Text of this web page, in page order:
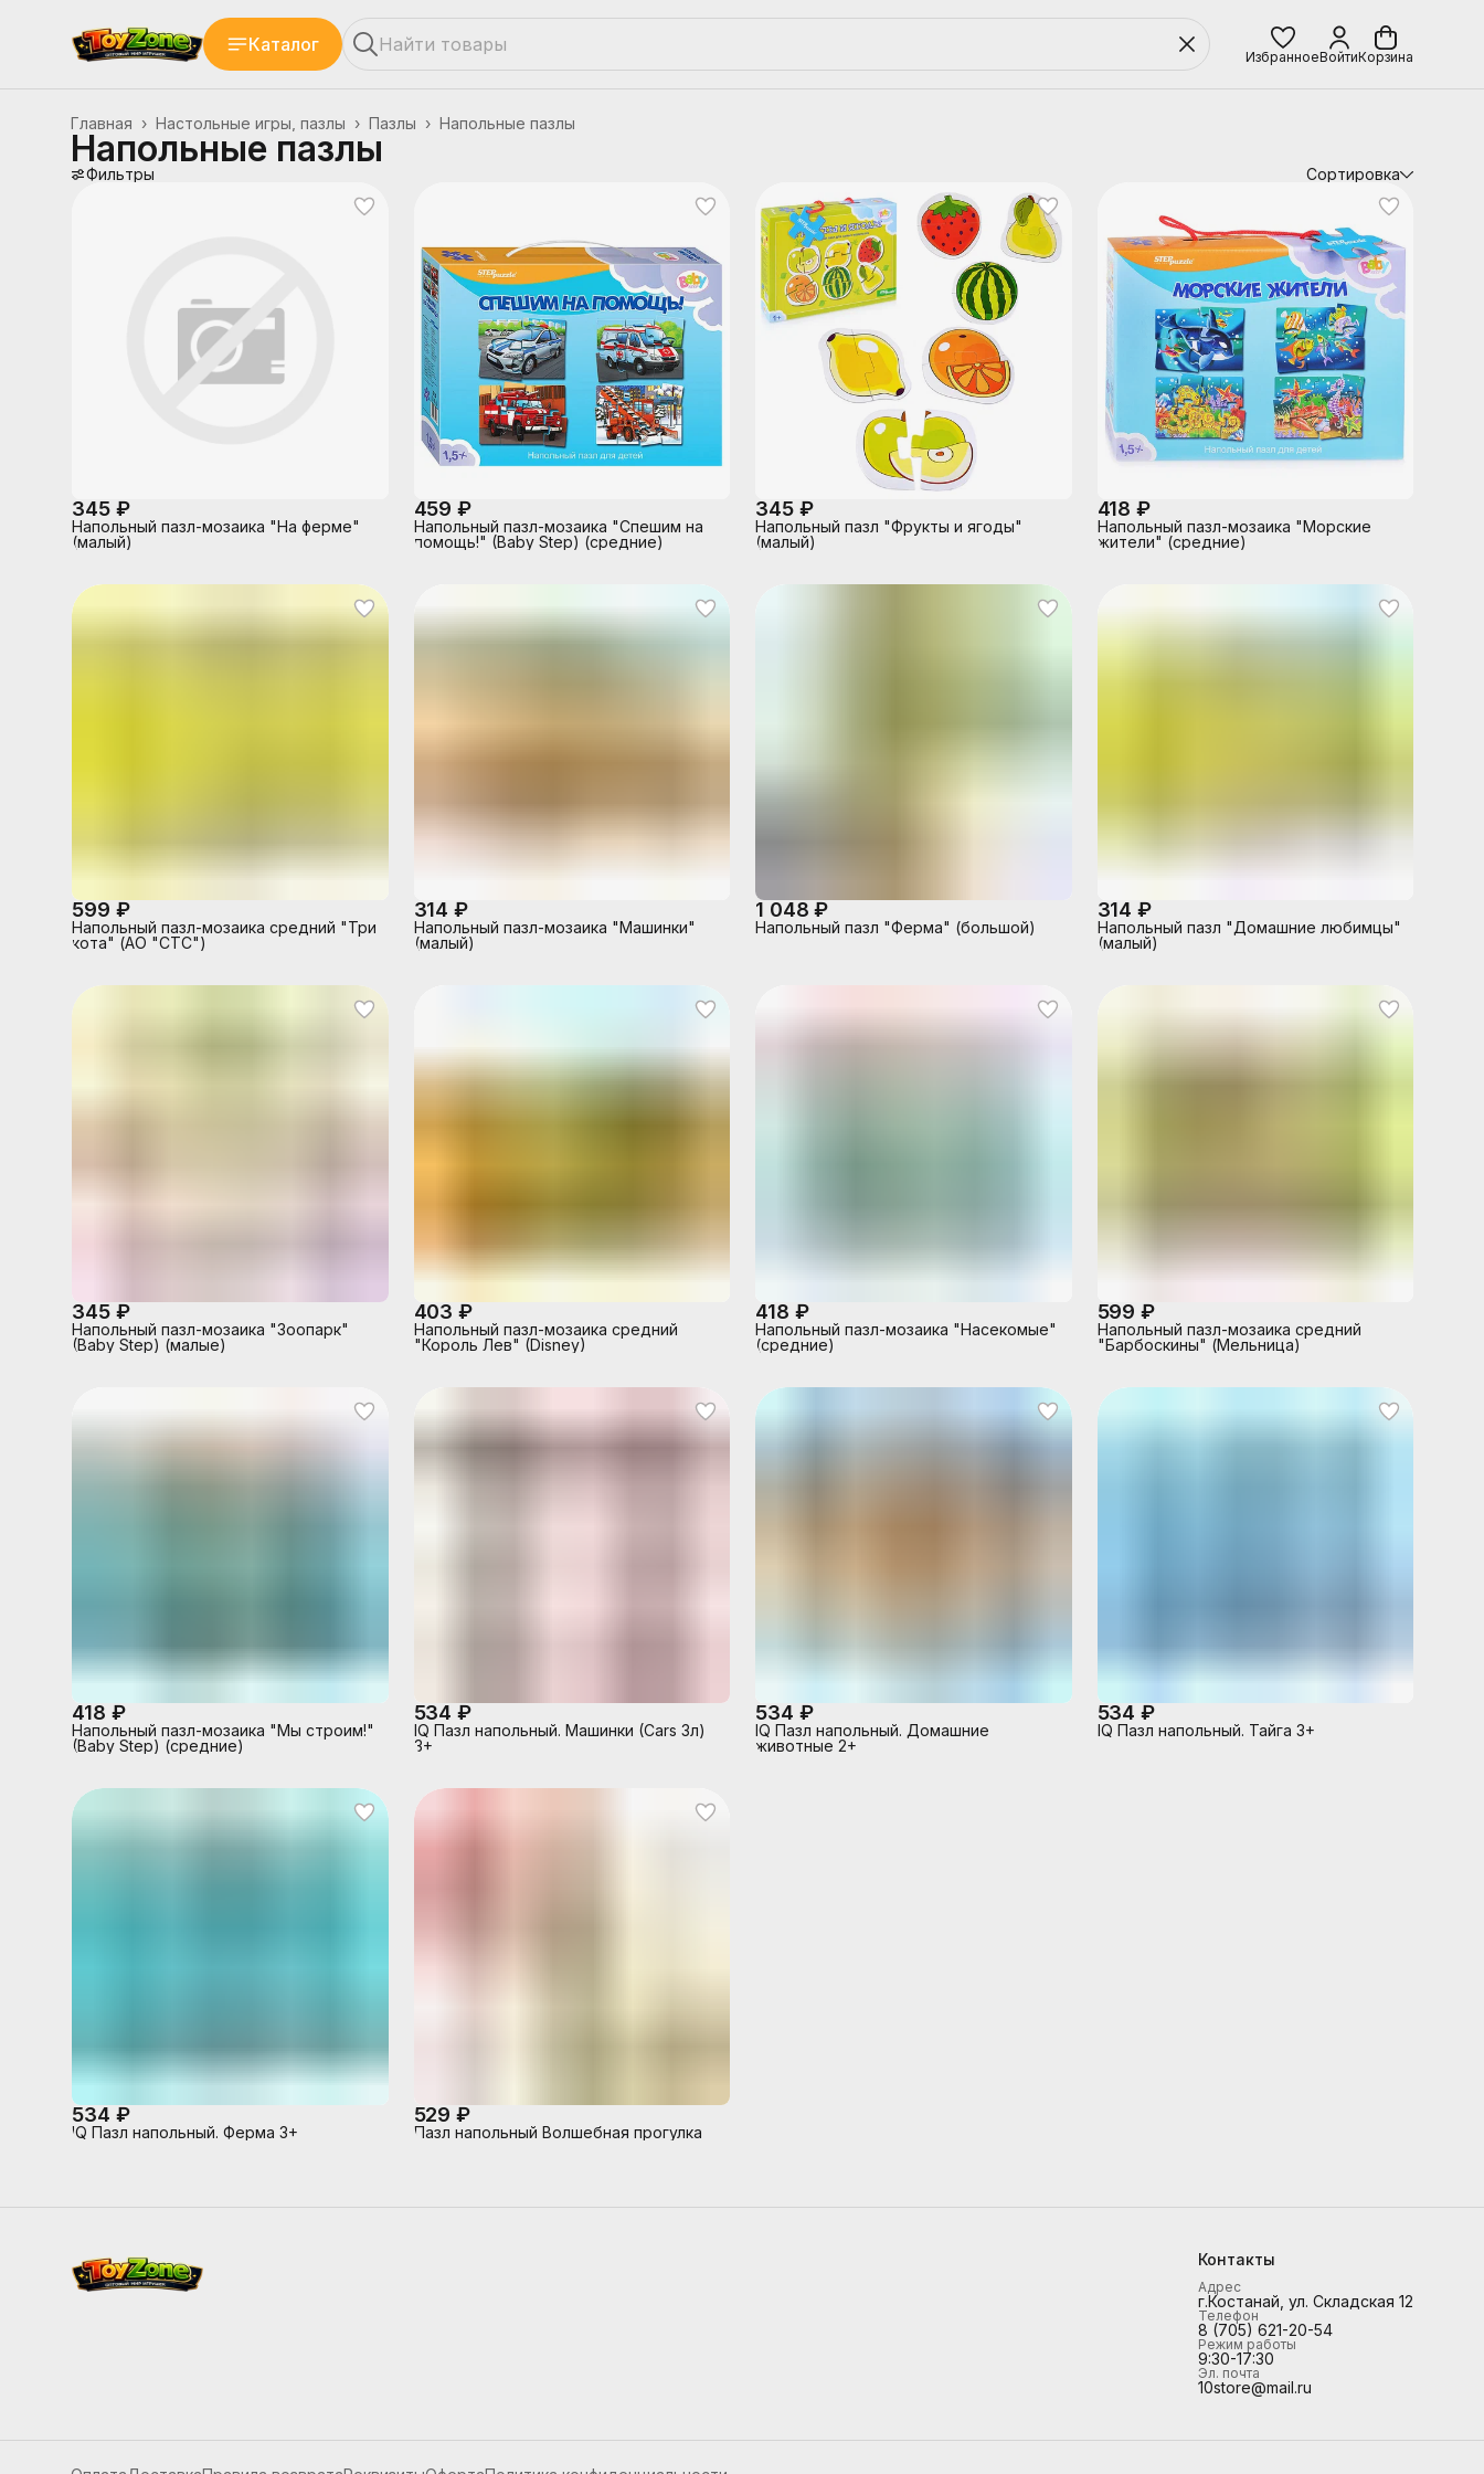
Каталог
ИзбранноеВойтиКорзина
Напольные пазлы
Пазлы ›
Настольные игры, пазлы ›
Главная ›
Напольные пазлы
Фильтры Сортировка
345 ₽
Напольный пазл-мозаика "На ферме"
(малый)
459 ₽
Напольный пазл-мозаика "Спешим на
помощь!" (Baby Step) (средние)
345 ₽
Напольный пазл "Фрукты и ягоды"
(малый)
418 ₽
Напольный пазл-мозаика "Морские
жители" (средние)
599 ₽
Напольный пазл-мозаика средний "Три
кота" (АО "СТС")
314 ₽
Напольный пазл-мозаика "Машинки"
(малый)
1 048 ₽
Напольный пазл "Ферма" (большой)
314 ₽
Напольный пазл "Домашние любимцы"
(малый)
345 ₽
Напольный пазл-мозаика "Зоопарк"
(Baby Step) (малые)
403 ₽
Напольный пазл-мозаика средний
"Король Лев" (Disney)
418 ₽
Напольный пазл-мозаика "Насекомые"
(средние)
599 ₽
Напольный пазл-мозаика средний
"Барбоскины" (Мельница)
418 ₽
Напольный пазл-мозаика "Мы строим!"
(Baby Step) (средние)
534 ₽
IQ Пазл напольный. Машинки (Cars 3л)
3+
534 ₽
IQ Пазл напольный. Домашние
животные 2+
534 ₽
IQ Пазл напольный. Тайга 3+
534 ₽
IQ Пазл напольный. Ферма 3+
529 ₽
Пазл напольный Волшебная прогулка
Контакты
Адрес
г.Костанай, ул. Складская 12
Телефон
8 (705) 621-20-54
Режим работы
9:30-17:30
Эл. почта
10store@mail.ru